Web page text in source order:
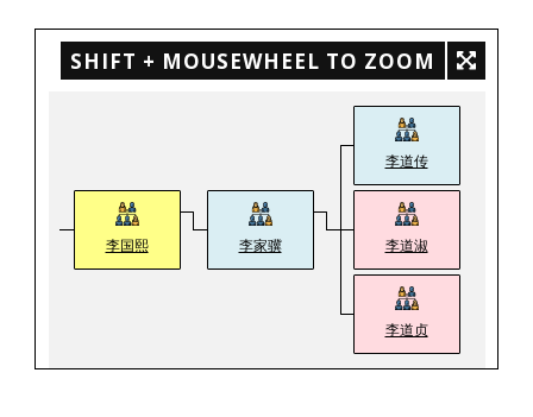
SHIFT + MOUSEWHEEL TO ZOOM
李国熙 李家骥
李道传
李道淑
李道贞